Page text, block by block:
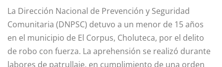
La Dirección Nacional de Prevención y Seguridad
Comunitaria (DNPSC) detuvo a un menor de 15 años
en el municipio de El Corpus, Choluteca, por el delito
de robo con fuerza. La aprehensión se realizó durante
labores de patrullaje, en cumplimiento de una orden